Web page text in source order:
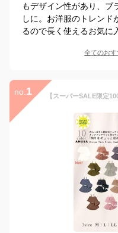
もデザイン性があり、ブ
しに。お洋服のトレンド
るので長く使えるお気に
全てのおす
no. 1